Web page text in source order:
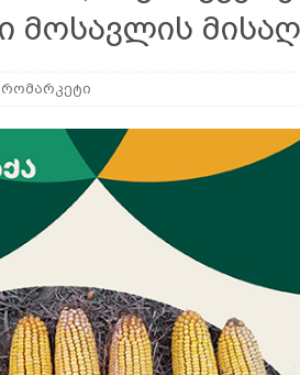
მოსავლის